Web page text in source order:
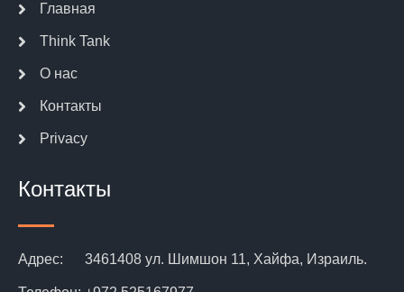
Главная
Think Tank
О нас
Контакты
Privacy
Контакты
Адрес: 3461408 ул. Шимшон 11, Хайфа, Израиль.